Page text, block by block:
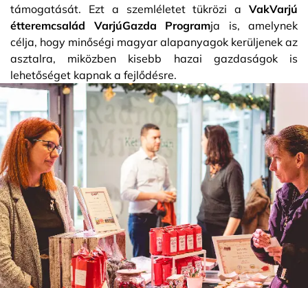
támogatását. Ezt a szemléletet tükrözi a VakVarjú
étteremcsalád VarjúGazda Programja is, amelynek
célja, hogy minőségi magyar alapanyagok kerüljenek az
asztalra, miközben kisebb hazai gazdaságok is
lehetőséget kapnak a fejlődésre.